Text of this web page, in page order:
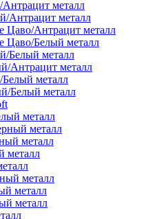
металл
Антрацит металл
Цаво/Антрацит металл
Цаво/Белый металл
Белый металл
Антрацит металл
металл
Белый металл
металл
металл
металл
металл
металл
металл
металл